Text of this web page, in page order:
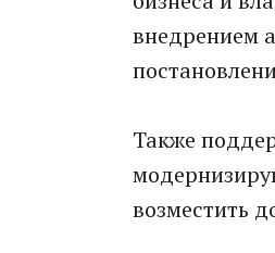
внедрением
Также
возместить